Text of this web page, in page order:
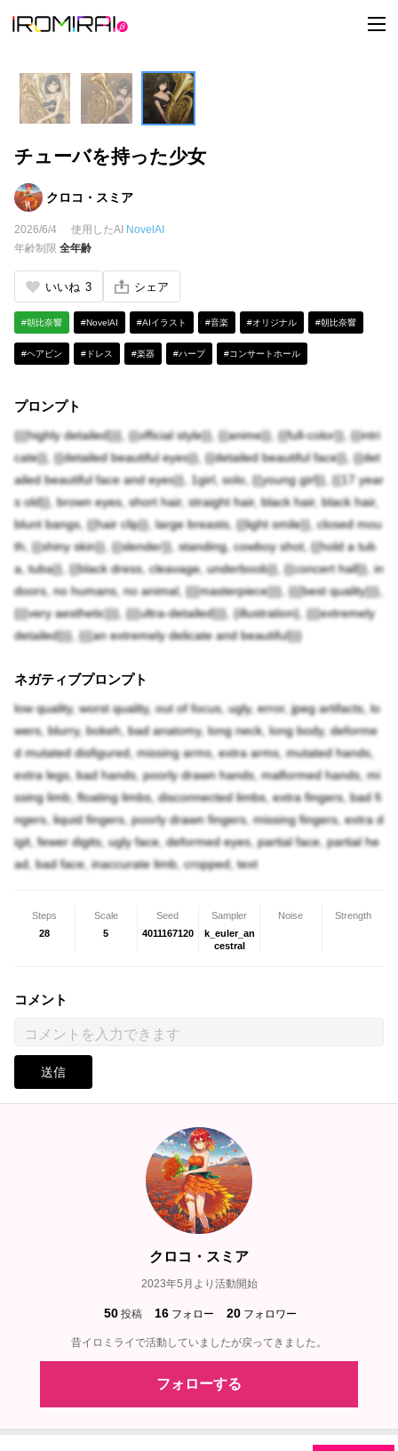
t
o
チューバを持った少女
クロコ・スミア
2026/6/4 使用したAI NovelAI
年齢制限 全年齢
いいね 3 シェア
#朝比奈響 #NovelAI #AIイラスト #音楽 #オリジナル #朝比奈響
#ヘアピン #ドレス #楽器 #ハープ #コンサートホール
プロンプト
{{{highly detailed}}}, {{official style}}, {{anime}}, {{full-color}}, {{intri
cate}}, {{detailed beautiful eyes}}, {{detailed beautiful face}}, {{det
ailed beautiful face and eyes}}, 1girl, solo, {{young girl}}, {{17 year
s old}}, brown eyes, short hair, straight hair, black hair, black hair,
blunt bangs, {{hair clip}}, large breasts, {{light smile}}, closed mou
th, {{shiny skin}}, {{slender}}, standing, cowboy shot, {{hold a tub
a, tuba}}, {{black dress, cleavage, underboob}}, {{concert hall}}, in
doors, no humans, no animal, {{{masterpiece}}}, {{{best quality}}},
{{{very aesthetic}}}, {{{ultra-detailed}}}, {illustration}, {{{extremely
detailed}}}, {{{an extremely delicate and beautiful}}}
ネガティブプロンプト
low quality, worst quality, out of focus, ugly, error, jpeg artifacts, lo
wers, blurry, bokeh, bad anatomy, long neck, long body, deforme
d mutated disfigured, missing arms, extra arms, mutated hands,
extra legs, bad hands, poorly drawn hands, malformed hands, mi
ssing limb, floating limbs, disconnected limbs, extra fingers, bad fi
ngers, liquid fingers, poorly drawn fingers, missing fingers, extra d
igit, fewer digits, ugly face, deformed eyes, partial face, partial he
ad, bad face, inaccurate limb, cropped, text
Steps
28
Scale
5
Seed
4011167120
Sampler
k_euler_an
cestral
Noise Strength
コメント
送信
クロコ・スミア
2023年5月より活動開始
50 投稿 16 フォロー 20 フォロワー
昔イロミライで活動していましたが戻ってきました。
フォローする